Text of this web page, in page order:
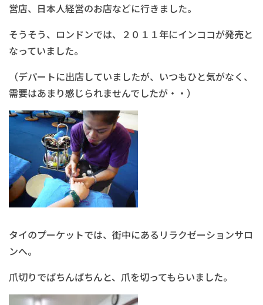
営店、日本人経営のお店などに行きました。
そうそう、ロンドンでは、２０１１年にインココが発売と
なっていました。
（デパートに出店していましたが、いつもひと気がなく、
需要はあまり感じられませんでしたが・・）
タイのプーケットでは、街中にあるリラクゼーションサロ
ンへ。
爪切りでばちんばちんと、爪を切ってもらいました。